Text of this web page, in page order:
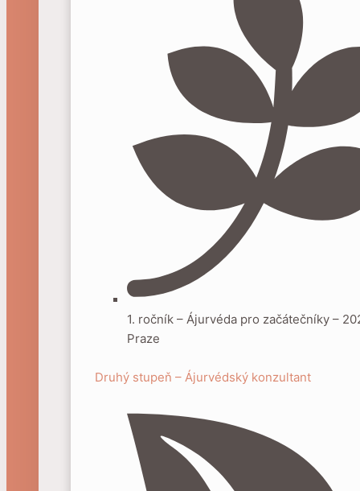
1. ročník – Ájurvéda pro začátečníky –
Praze
Druhý stupeň – Ájurvédský konzultant